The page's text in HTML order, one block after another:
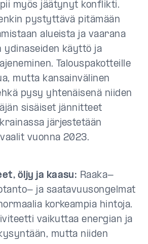
myös jäätynyt konflikti.
pystyttävä pitämään
alueista ja vaarana
ydinaseiden käyttö ja
Talouspakotteille
mutta kansainvälinen
pysy yhtenäisenä niiden
sisäiset jännitteet
järjestetään
vuonna 2023.
öljy ja kaasu: Raaka-
ja saatavuusongelmat
korkeampia hintoja.
vaikuttaa energian ja
mutta niiden